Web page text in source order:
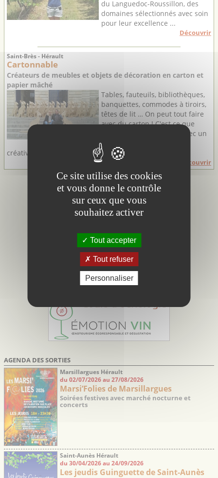
du Languedoc-Roussillon, des
domaines sélectionnés avec soin
pour leur excellence ...
Découvrir
Saint-Brès - Hérault
Cartonnable
Créateurs de meubles et objets de décoration en carton et
papier mâché
Tables, fauteuils, bibliothèques,
banquettes, commodes à tiroirs,
têtes de lit … On peut tout faire
avec du carton ! C'est ce que
prouvent Marc et Agnès avec un
talent indiscutable et une
créativité ...
Découvrir
AGENDA DES SORTIES
Marsillargues Hérault
du 02/07/2026 au 27/08/2026
Marsi’Folies de Marsillargues
Soirées festives avec marché nocturne et
concerts
Saint-Aunès Hérault
du 30/04/2026 au 24/09/2026
Les jeudis Guinguette de Saint-Aunès
Ce site utilise des cookies
et vous donne le contrôle
sur ceux que vous
souhaitez activer
Tout accepter
Tout refuser
Personnaliser